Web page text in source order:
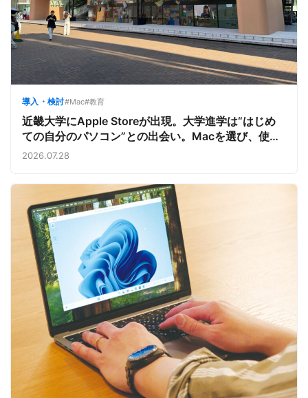
導入・検討#Mac#教育
近畿大学にApple Storeが出現。大学進学は“はじめ
ての自分のパソコン”との出会い。Macを選び、使う
魅力と楽しさを、夏のオープンキャンパスでアピール
2026.07.28